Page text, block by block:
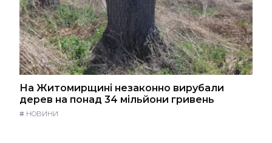
На Житомирщині незаконно вирубали
дерев на понад 34 мільйони гривень
# НОВИНИ